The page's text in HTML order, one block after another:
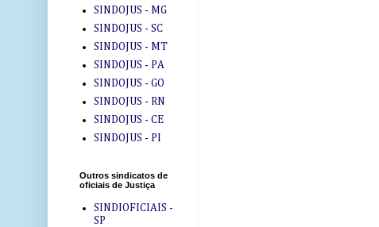
SINDOJUS - MG
SINDOJUS - SC
SINDOJUS - MT
SINDOJUS - PA
SINDOJUS - GO
SINDOJUS - RN
SINDOJUS - CE
SINDOJUS - PI
Outros sindicatos de
oficiais de Justiça
SINDIOFICIAIS -
SP